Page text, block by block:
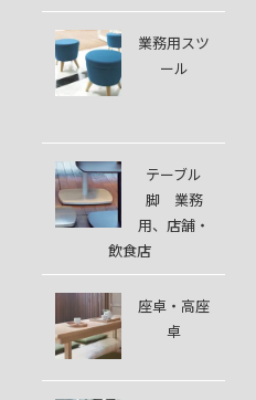
業務用スツ
ール
テーブル
脚 業務
用、店舗・
飲食店
座卓・高座
卓